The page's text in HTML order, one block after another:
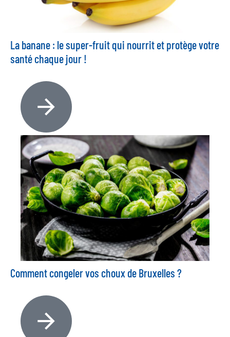
La banane : le super-fruit qui nourrit et protège votre
santé chaque jour !
Comment congeler vos choux de Bruxelles ?